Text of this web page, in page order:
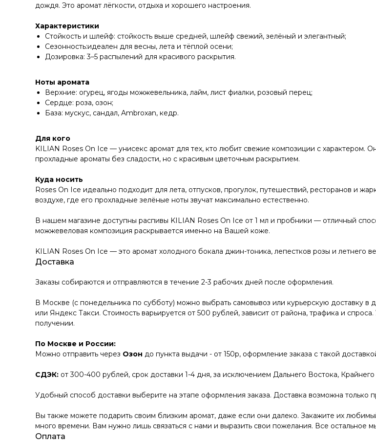
дождя. Это аромат лёгкости, отдыха и хорошего настроения.
Характеристики
Стойкость и шлейф: стойкость выше средней, шлейф свежий, зелёный и элегантный;
Сезонность:идеален для весны, лета и тёплой осени;
Дозировка: 3–5 распылений для красивого раскрытия.
Ноты аромата
Верхние: огурец, ягоды можжевельника, лайм, лист фиалки, розовый перец;
Сердце: роза, озон;
База: мускус, сандал, Ambroxan, кедр.
Для кого
KILIAN Roses On Ice — унисекс аромат для тех, кто любит свежие композиции с характером.
прохладные ароматы без сладости, но с красивым цветочным раскрытием.
Куда носить
Roses On Ice идеально подходит для лета, отпусков, прогулок, путешествий, ресторанов и
воздухе, где его прохладные зелёные ноты звучат максимально естественно.
В нашем магазине доступны распивы KILIAN Roses On Ice от 1 мл и пробники — отличный
можжевеловая композиция раскрывается именно на Вашей коже.
KILIAN Roses On Ice — это аромат холодного бокала джин-тоника, лепестков розы и летнего
Доставка
Заказы собираются и отправляются в течение 2-3 рабочих дней после оформления.
В Москве (с понедельника по субботу) можно выбрать самовывоз или курьерскую доставку в
или Яндекс Такси. Стоимость варьируется от 500 рублей, зависит от района, трафика и
получении.
По Москве и России:
Можно отправить через Озон до пункта выдачи - от 150р, оформление заказа с такой
СДЭК: от 300-400 рублей, срок доставки 1-4 дня, за исключением Дальнего Востока,
Удобный способ доставки выберите на этапе оформления заказа. Доставка возможна только
Вы также можете подарить своим близким аромат, даже если они далеко. Закажите их
много времени. Вам нужно лишь связаться с нами и выразить свои пожелания. Все остальное
Оплата